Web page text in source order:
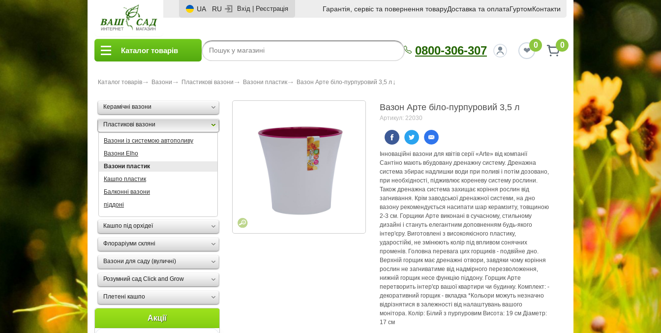
UA RU Вхід Реєстрація Гарантія, сервіс та повернення товаруДоставка та оплатаГуртомКонтакти
Каталог товарів 0800-306-307 0 0
Каталог товарів Вазони Пластикові вазони Вазони пластик Вазон Арте біло-пурпуровий 3,5 л
Керамічні вазони
Пластикові вазони
Вазони із системою автополиву
Вазони Elho
Вазони пластик
Кашпо пластик
Балконні вазони
піддоні
Кашпо під орхідеї
Флораріуми скляні
Вазони для саду (вуличні)
Розумний сад Click and Grow
Плетені кашпо
Акції
Вазон Арте біло-пурпуровий 3,5 л
Артикул: 22030
Інноваційні вазони для квітів серії «Arte» від компанії
Сантіно мають вбудовану дренажну систему. Дренажна
система збирає надлишки води при поливі і потім дозовано,
при необхідності, підживлює кореневу систему рослини.
Також дренажна система захищає коріння рослин від
загнивання. Крім заводської дренажної системи, на дно
вазону рекомендується насипати шар керамзиту, товщиною
2-3 см. Горщики Арте виконані в сучасному, стильному
дизайні і стануть елегантним доповненням будь-якого
інтер'єру. Виготовлені з високоякісного пластику,
ударостійкі, не змінюють колір під впливом сонячних
променів. Головна перевага цих горщиків - подвійне дно.
Верхній горщик має дренажні отвори, завдяки чому коріння
рослин не загниватиме від надмірного перезволоження,
нижній горщик несе функцію піддону. Горщик Арте
перетворить інтер'єр вашої квартири чи будинку. Комплект: -
декоративний горщик - вкладка *Кольори можуть незначно
відрізнятися в залежності від налаштувань вашого
монітора. Колір: Білий з пурпуровим Висота: 19 см Діаметр:
17 см